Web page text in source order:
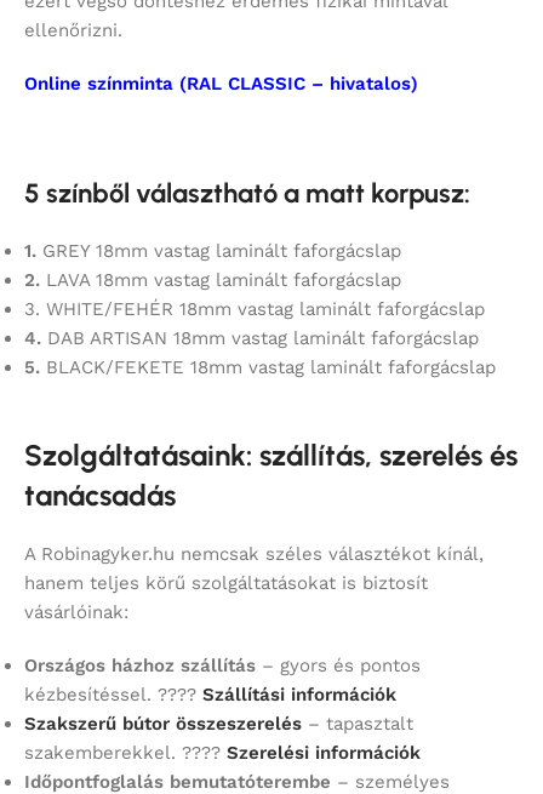
ellenőrizni.
Online színminta (RAL CLASSIC – hivatalos)
5 színből választható a matt korpusz:
1. GREY 18mm vastag laminált faforgácslap
2. LAVA 18mm vastag laminált faforgácslap
3. WHITE/FEHÉR 18mm vastag laminált faforgácslap
4. DAB ARTISAN 18mm vastag laminált faforgácslap
5. BLACK/FEKETE 18mm vastag laminált faforgácslap
Szolgáltatásaink: szállítás, szerelés és
tanácsadás
A Robinagyker.hu nemcsak széles választékot kínál,
hanem teljes körű szolgáltatásokat is biztosít
vásárlóinak:
Országos házhoz szállítás – gyors és pontos
kézbesítéssel. ???? Szállítási információk
Szakszerű bútor összeszerelés – tapasztalt
szakemberekkel. ???? Szerelési információk
Időpontfoglalás bemutatóterembe – személyes